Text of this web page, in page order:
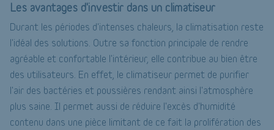
Les avantages d'investir dans un climatiseur
Durant les périodes d'intenses chaleurs, la climatisation reste
l'idéal des solutions. Outre sa fonction principale de rendre
agréable et confortable l'intérieur, elle contribue au bien être
des utilisateurs. En effet, le climatiseur permet de purifier
l'air des bactéries et poussières rendant ainsi l'atmosphère
plus saine. Il permet aussi de réduire l'excès d'humidité
contenu dans une pièce limitant de ce fait la prolifération des